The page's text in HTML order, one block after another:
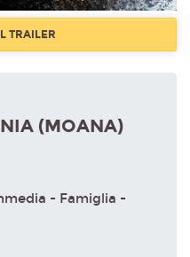
TRAILER
(MOANA)
- Famiglia -